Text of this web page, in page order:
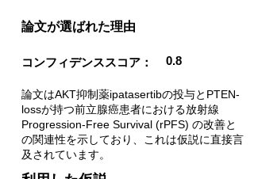
​論文が選ばれた理由
コンフィデンススコア： 0.8
論文はAKT抑制薬ipatasertibの投与とPTEN-
lossが持つ前立腺癌患者における放射線
Progression-Free Survival (rPFS) の改善と
の関連性を示しており、これは仮説に直接言
及されています。